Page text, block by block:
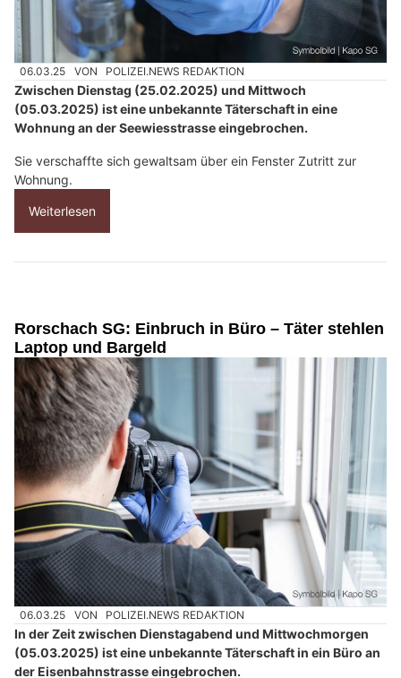
06.03.25 VON POLIZEI.NEWS REDAKTION
Zwischen Dienstag (25.02.2025) und Mittwoch
(05.03.2025) ist eine unbekannte Täterschaft in eine
Wohnung an der Seewiesstrasse eingebrochen.
Sie verschaffte sich gewaltsam über ein Fenster Zutritt zur
Wohnung.
Weiterlesen
Rorschach SG: Einbruch in Büro – Täter stehlen
Laptop und Bargeld
06.03.25 VON POLIZEI.NEWS REDAKTION
In der Zeit zwischen Dienstagabend und Mittwochmorgen
(05.03.2025) ist eine unbekannte Täterschaft in ein Büro an
der Eisenbahnstrasse eingebrochen.